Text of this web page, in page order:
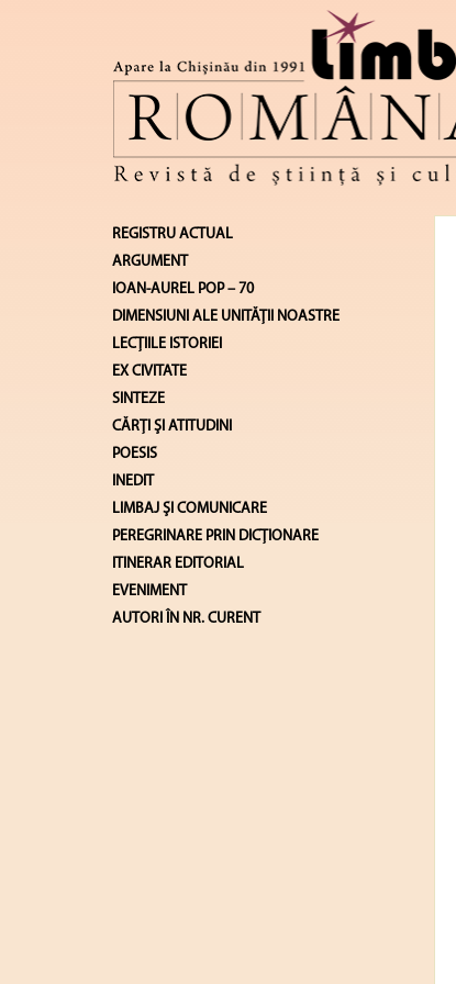
REGISTRU ACTUAL
ARGUMENT
IOAN-AUREL POP – 70
DIMENSIUNI ALE UNITĂŢII NOASTRE
LECŢIILE ISTORIEI
EX CIVITATE
SINTEZE
CĂRŢI ŞI ATITUDINI
POESIS
INEDIT
LIMBAJ ŞI COMUNICARE
PEREGRINARE PRIN DICȚIONARE
ITINERAR EDITORIAL
EVENIMENT
AUTORI ÎN NR. CURENT